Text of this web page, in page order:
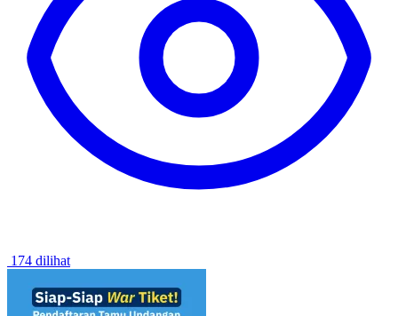
174 dilihat